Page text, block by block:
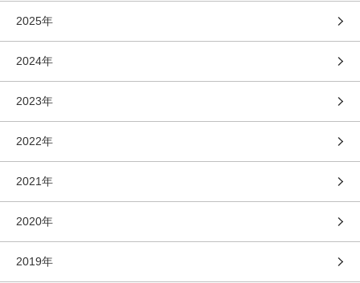
2025年
2024年
2023年
2022年
2021年
2020年
2019年